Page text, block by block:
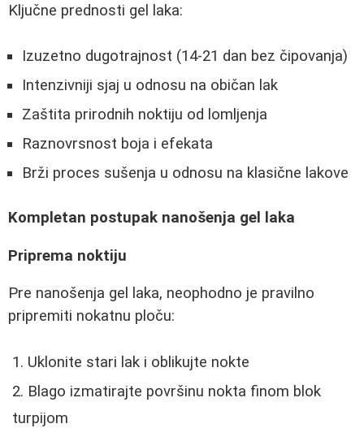
Ključne prednosti gel laka:
Izuzetno dugotrajnost (14-21 dan bez čipovanja)
Intenzivniji sjaj u odnosu na običan lak
Zaštita prirodnih noktiju od lomljenja
Raznovrsnost boja i efekata
Brži proces sušenja u odnosu na klasične lakove
Kompletan postupak nanošenja gel laka
Priprema noktiju
Pre nanošenja gel laka, neophodno je pravilno
pripremiti nokatnu ploču:
Uklonite stari lak i oblikujte nokte
Blago izmatirajte površinu nokta finom blok
turpijom